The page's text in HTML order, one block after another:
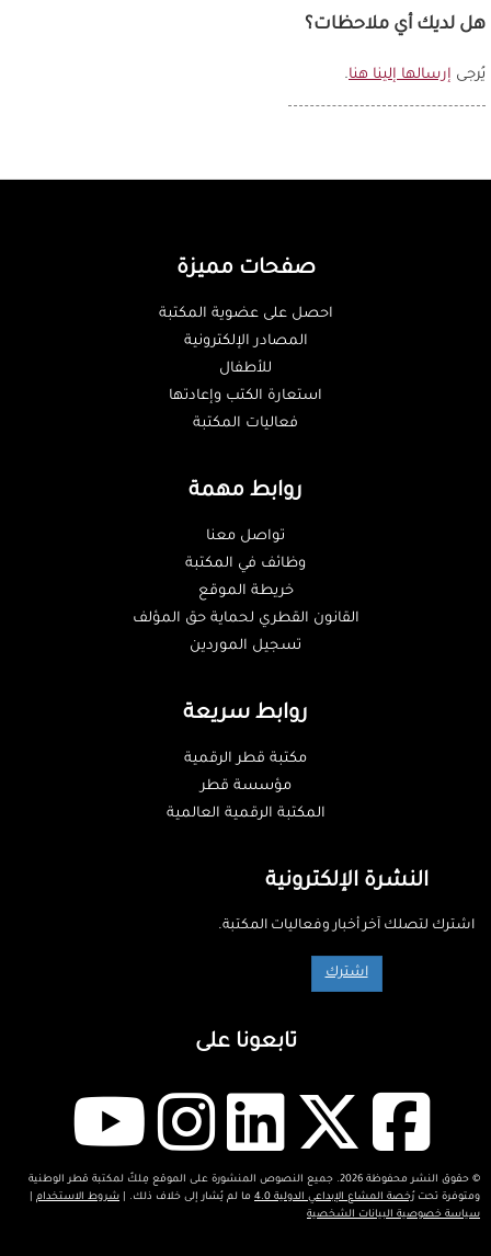
هل لديك أي ملاحظات؟
يُرجى إرسالها إلينا هنا.
صفحات مميزة
احصل على عضوية المكتبة
المصادر الإلكترونية
للأطفال
استعارة الكتب وإعادتها
فعاليات المكتبة
روابط مهمة
تواصل معنا
وظائف في المكتبة
خريطة الموقع
القانون القطري لحماية حق المؤلف
تسجيل الموردين
روابط سريعة
مكتبة قطر الرقمية
مؤسسة قطر
المكتبة الرقمية العالمية
النشرة الإلكترونية
اشترك لتصلك آخر أخبار وفعاليات المكتبة.
اشترك
تابعونا على
© حقوق النشر محفوظة 2026. جميع النصوص المنشورة على الموقع مِلكٌ لمكتبة قطر الوطنية
ومتوفرة تحت رُخصة المشاع الإبداعي الدولية 4.0 ما لم يُشار إلى خلاف ذلك. | شروط الاستخدام
سياسة خصوصية البيانات الشخصية